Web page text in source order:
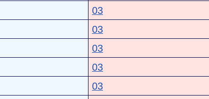
03
03
03
03
03